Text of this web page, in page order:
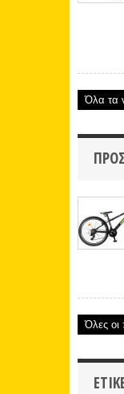
Όλα τα
Όλες οι